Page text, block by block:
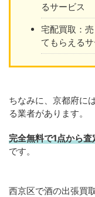
るサービス
宅配買取：
てもらえる
ちなみに、京都府に
る業者があります。
完全無料で1点から
です。
西京区で酒の出張買